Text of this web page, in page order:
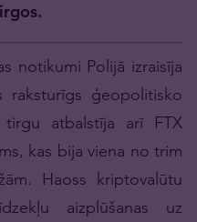
notikumi Polijā izraisīja
raksturīgs ģeopolitisko
atbalstīja arī FTX
kas bija viena no trim
Haoss kriptovalūtu
aizplūšanas uz